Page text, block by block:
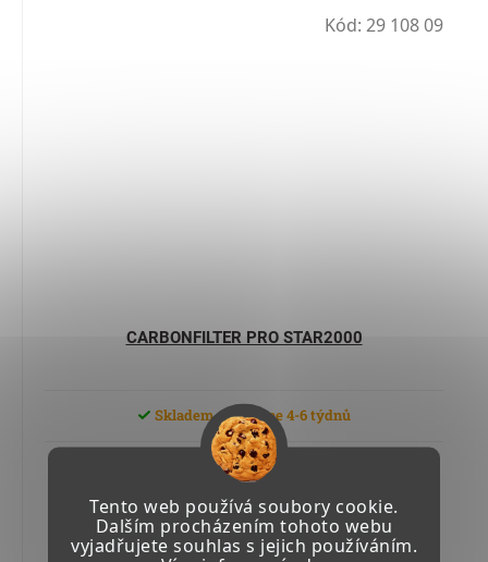
Tento web používá soubory cookie.
Dalším procházením tohoto webu
vyjadřujete souhlas s jejich používáním.
CARBONFILTER PRO STAR2000
Skladem u výrobce 4-6 týdnů
6 320,65 Kč včetně DPH
5 223,68 Kč
Kód: 29 108 09